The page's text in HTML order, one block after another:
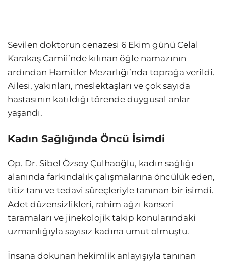
Sevilen doktorun cenazesi 6 Ekim günü Celal
Karakaş Camii’nde kılınan öğle namazının
ardından Hamitler Mezarlığı’nda toprağa verildi.
Ailesi, yakınları, meslektaşları ve çok sayıda
hastasının katıldığı törende duygusal anlar
yaşandı.
Kadın Sağlığında Öncü İsimdi
Op. Dr. Sibel Özsoy Çulhaoğlu, kadın sağlığı
alanında farkındalık çalışmalarına öncülük eden,
titiz tanı ve tedavi süreçleriyle tanınan bir isimdi.
Adet düzensizlikleri, rahim ağzı kanseri
taramaları ve jinekolojik takip konularındaki
uzmanlığıyla sayısız kadına umut olmuştu.
İnsana dokunan hekimlik anlayışıyla tanınan